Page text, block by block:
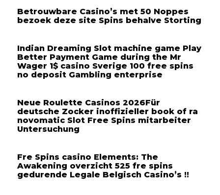
Betrouwbare Casino’s met 50 Noppes
bezoek deze site Spins behalve Storting
Indian Dreaming Slot machine game Play
Better Payment Game during the Mr
Wager 1$ casino Sverige 100 free spins
no deposit Gambling enterprise
Neue Roulette Casinos 2026Für
deutsche Zocker inoffizieller book of ra
novomatic Slot Free Spins mitarbeiter
Untersuchung
Fre Spins casino Elements: The
Awakening overzicht 525 fre spins
gedurende Legale Belgisch Casino’s !!